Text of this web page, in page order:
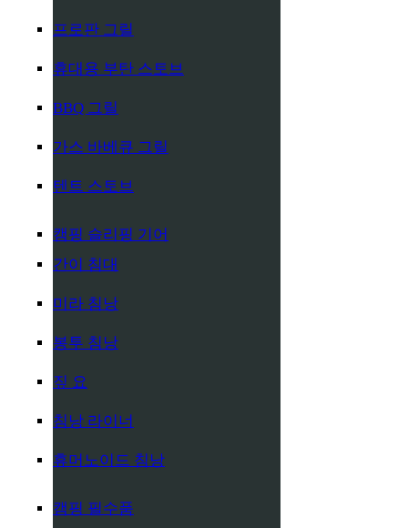
프로판 그릴
휴대용 부탄 스토브
BBQ 그릴
가스 바베큐 그릴
텐트 스토브
캠핑 슬리핑 기어
간이 침대
미라 침낭
봉투 침낭
짚 요
침낭 라이너
휴머노이드 침낭
캠핑 필수품